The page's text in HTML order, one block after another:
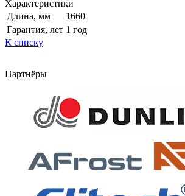
Характеристики
Длина, мм
1660
Гарантия, лет 1 год
К списку
Партнёры